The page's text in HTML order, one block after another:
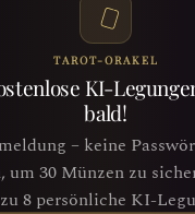
TAROT-ORAKEL
KI-
bald!
– keine
um 30 Münzen zu
8 persönliche KI-